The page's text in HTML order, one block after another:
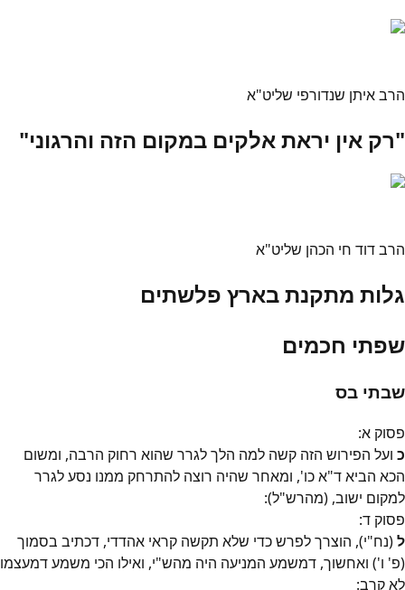
הרב איתן שנדורפי שליט"א
"רק אין יראת אלקים במקום הזה והרגוני"
הרב דוד חי הכהן שליט"א
גלות מתקנת בארץ פלשתים
שפתי חכמים
שבתי בס
פסוק א:
כ ועל הפירוש הזה קשה למה הלך לגרר שהוא רחוק הרבה, ומשום
הכא הביא ד"א כו', ומאחר שהיה רוצה להתרחק ממנו נסע לגרר
למקום ישוב, (מהרש"ל):
פסוק ד:
ל(נח"י), הוצרך לפרש כדי שלא תקשה קראי אהדדי, דכתיב בסמוך
(פ' ו') ואחשוך, דמשמע המניעה היה מהש"י, ואילו הכי משמע דמעצמו
לא קרב: